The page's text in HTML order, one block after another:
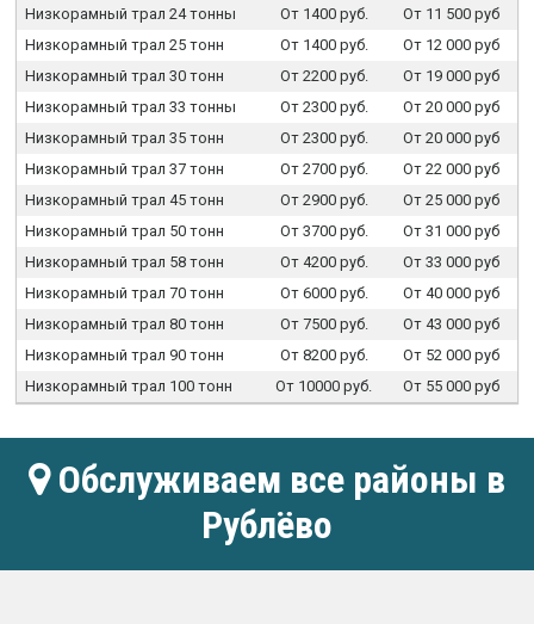
Низкорамный трал 24 тонны От 1400 руб.
От 11 500 руб
Низкорамный трал 25 тонн
От 1400 руб.
От 12 000 руб
Низкорамный трал 30 тонн
От 2200 руб.
От 19 000 руб
Низкорамный трал 33 тонны
От 2300 руб.
От 20 000 руб
Низкорамный трал 35 тонн
От 2300 руб.
От 20 000 руб
Низкорамный трал 37 тонн
От 2700 руб.
От 22 000 руб
Низкорамный трал 45 тонн
От 2900 руб.
От 25 000 руб
Низкорамный трал 50 тонн
От 3700 руб.
От 31 000 руб
Низкорамный трал 58 тонн
От 4200 руб.
От 33 000 руб
Низкорамный трал 70 тонн
От 6000 руб.
От 40 000 руб
Низкорамный трал 80 тонн
От 7500 руб.
От 43 000 руб
Низкорамный трал 90 тонн
От 8200 руб.
От 52 000 руб
Низкорамный трал 100 тонн
От 10000 руб. От 55 000 руб
Обслуживаем все районы в
Рублёво